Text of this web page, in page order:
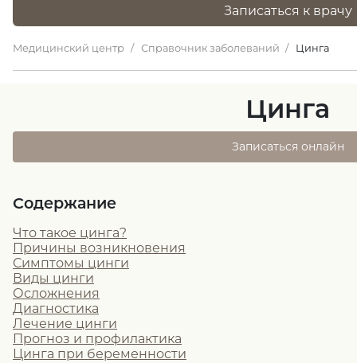
Записаться к врачу
Медицинский центр Справочник заболеваний Цинга
Цинга
Записаться онлайн
Содержание
Что такое цинга?
Причины возникновения
Симптомы цинги
Виды цинги
Осложнения
Диагностика
Лечение цинги
Прогноз и профилактика
Цинга при беременности